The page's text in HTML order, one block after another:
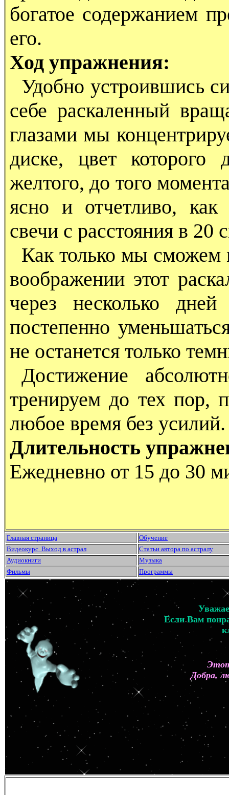
богатое содержанием
его.
Ход упражнения:
Удобно устроившись
себе раскаленный
глазами мы
диске, цвет которого
желтого, до того
ясно и отчетливо,
свечи с расстояния в 20
Как только мы сможем
воображении этот
через несколько
постепенно
не останется только
Достижение
тренируем до тех пор,
любое время без усилий.
Длительность
Ежедневно от 15 до 30
Главная страница
Обучение
Видеокурс. Выход в астрал
Статьи автора по астралу
Аудиокниги
Музыка
Фильмы
Программы
Если Вам
Добра,